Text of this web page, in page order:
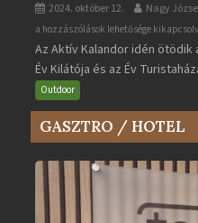
2024. október 12. Nagy
Az
Év
Kilátója
és
az
Év
bejegyzéshez
a hozzászólások lehetősége
Az Aktív Kalandor idén
Év Kilátója és az Év
Outdoor
GASZTRO / HOTEL